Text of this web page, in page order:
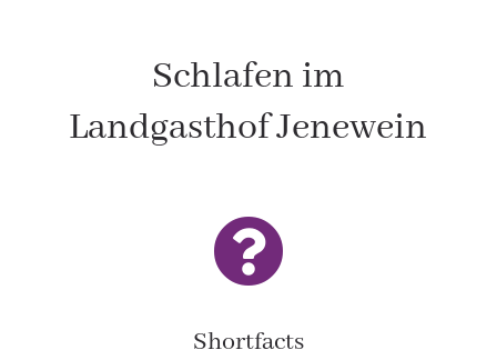
Schlafen im
Landgasthof Jenewein

Shortfacts